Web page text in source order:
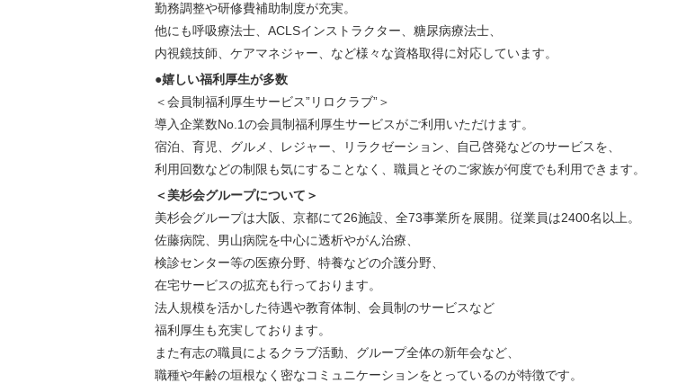
勤務調整や研修費補助制度が充実。
他にも呼吸療法士、ACLSインストラクター、糖尿病療法士、
内視鏡技師、ケアマネジャー、など様々な資格取得に対応しています。
●嬉しい福利厚生が多数
＜会員制福利厚生サービス”リロクラブ”＞
導入企業数No.1の会員制福利厚生サービスがご利用いただけます。
宿泊、育児、グルメ、レジャー、リラクゼーション、自己啓発などのサービスを、
利用回数などの制限も気にすることなく、職員とそのご家族が何度でも利用できます。
＜美杉会グループについて＞
美杉会グループは大阪、京都にて26施設、全73事業所を展開。従業員は2400名以上。
佐藤病院、男山病院を中心に透析やがん治療、
検診センター等の医療分野、特養などの介護分野、
在宅サービスの拡充も行っております。
法人規模を活かした待遇や教育体制、会員制のサービスなど
福利厚生も充実しております。
また有志の職員によるクラブ活動、グループ全体の新年会など、
職種や年齢の垣根なく密なコミュニケーションをとっているのが特徴です。